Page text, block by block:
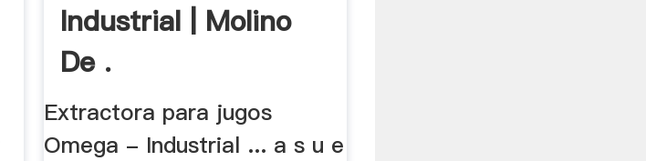
Industrial | Molino
De .
Extractora para jugos
Omega - Industrial ... a s u e